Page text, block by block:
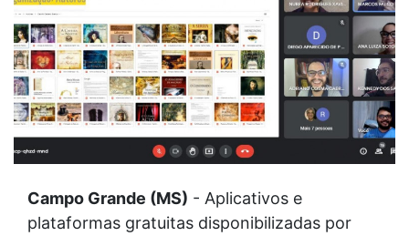
Campo Grande (MS) - Aplicativos e
plataformas gratuitas disponibilizadas por